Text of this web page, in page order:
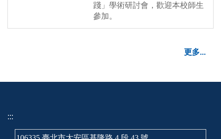
踐」學術研討會，歡迎本校師生
參加。
更多...
:::